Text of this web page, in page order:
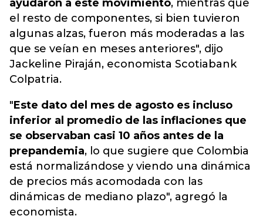
ayudaron a este movimiento, mientras que
el resto de componentes, si bien tuvieron
algunas alzas, fueron más moderadas a las
que se veían en meses anteriores", dijo
Jackeline Piraján, economista Scotiabank
Colpatria.
"Este dato del mes de agosto es incluso
inferior al promedio de las inflaciones que
se observaban casi 10 años antes de la
prepandemia, lo que sugiere que Colombia
está normalizándose y viendo una dinámica
de precios más acomodada con las
dinámicas de mediano plazo", agregó la
economista.